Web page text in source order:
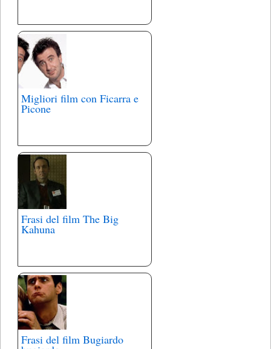
Migliori film con Ficarra e
Picone
Frasi del film The Big
Kahuna
Frasi del film Bugiardo